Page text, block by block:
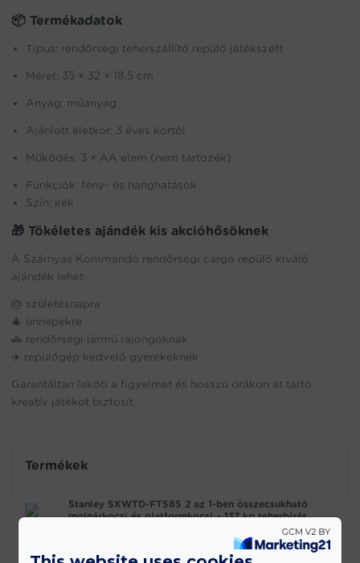
📦 Termékadatok
Típus: rendőrségi teherszállító repülő játékszett
Méret: 35 × 32 × 18,5 cm
Anyag: műanyag
Ajánlott életkor: 3 éves kortól
Működés: 3 × AA elem (nem tartozék)
Funkciók: fény- és hanghatások
Szín: kék
🎁 Tökéletes ajándék kis akcióhősöknek
A Szárnyas Kommandó rendőrségi cargo repülő kiváló
ajándék lehet:
🎂 születésnapra
🎄 ünnepekre
🚓 rendőrségi jármű rajongóknak
✈️ repülőgép kedvelő gyerekeknek
Garantáltan leköti a figyelmet és hosszú órákon át tartó
kreatív játékot biztosít.
Termékek
Stanley SXWTD-FT585 2 az 1-ben összecsukható
molnárkocsi és platformkocsi – 137 kg teherbírás